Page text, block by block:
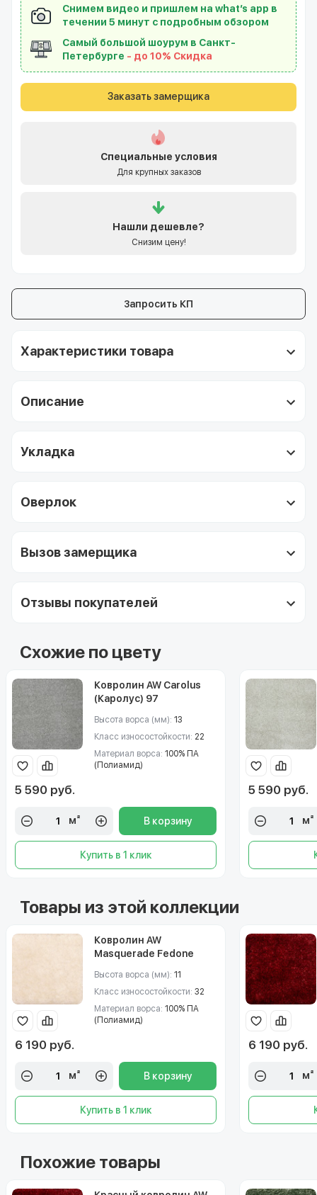
Снимем видео и пришлем на what’s app в
течении 5 минут с подробным обзором
Самый большой шоурум в Санкт-
Петербурге - до 10% Скидка
Заказать замерщика
Специальные условия
Для крупных заказов
Нашли дешевле?
Снизим цену!
Запросить КП
Характеристики товара
Описание
Укладка
Оверлок
Вызов замерщика
Отзывы покупателей
Схожие по цвету
Ковролин AW Carolus
(Каролус) 97
Высота ворса (мм): 13
Класс износостойкости: 22
Материал ворса: 100% ПА
(Полиамид)
5 590 руб.
м² В корзину
Купить в 1 клик
5 590 руб.
м²
Товары из этой коллекции
Ковролин AW
Masquerade Fedone
Высота ворса (мм): 11
Класс износостойкости: 32
Материал ворса: 100% ПА
(Полиамид)
6 190 руб.
м² В корзину
Купить в 1 клик
6 190 руб.
м²
Похожие товары